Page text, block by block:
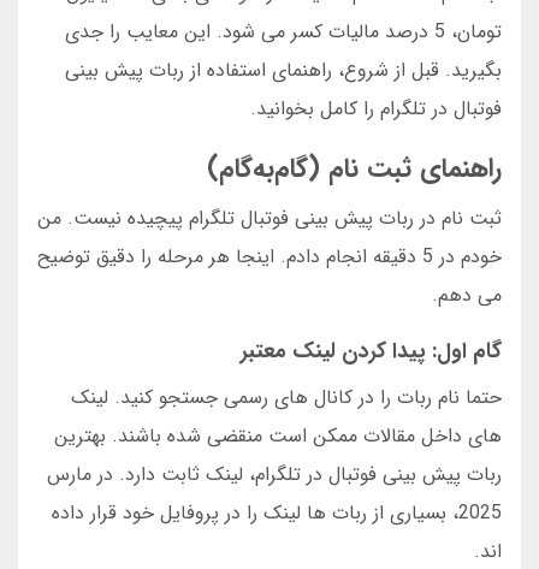
تومان، 5 درصد مالیات کسر می شود. این معایب را جدی
بگیرید. قبل از شروع، راهنمای استفاده از ربات پیش بینی
فوتبال در تلگرام را کامل بخوانید.
راهنمای ثبت نام (گام‌به‌گام)
ثبت نام در ربات پیش بینی فوتبال تلگرام پیچیده نیست. من
خودم در 5 دقیقه انجام دادم. اینجا هر مرحله را دقیق توضیح
می دهم.
گام اول: پیدا کردن لینک معتبر
حتما نام ربات را در کانال های رسمی جستجو کنید. لینک
های داخل مقالات ممکن است منقضی شده باشند. بهترین
ربات پیش بینی فوتبال در تلگرام، لینک ثابت دارد. در مارس
2025، بسیاری از ربات ها لینک را در پروفایل خود قرار داده
اند.